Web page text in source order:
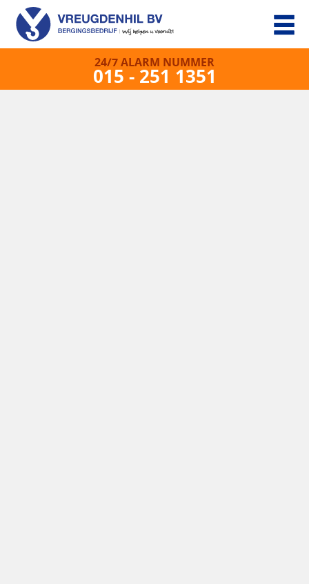
24/7 ALARM NUMMER
015 - 251 1351